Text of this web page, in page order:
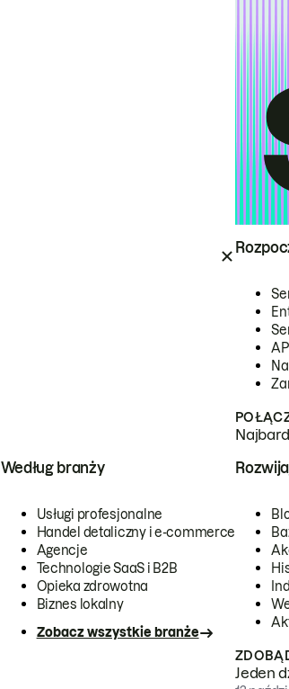
Według branży
Usługi profesjonalne
Handel detaliczny i e-commerce
Agencje
Technologie SaaS i B2B
Opieka zdrowotna
Biznes lokalny
Zobacz wszystkie branże
Jeden